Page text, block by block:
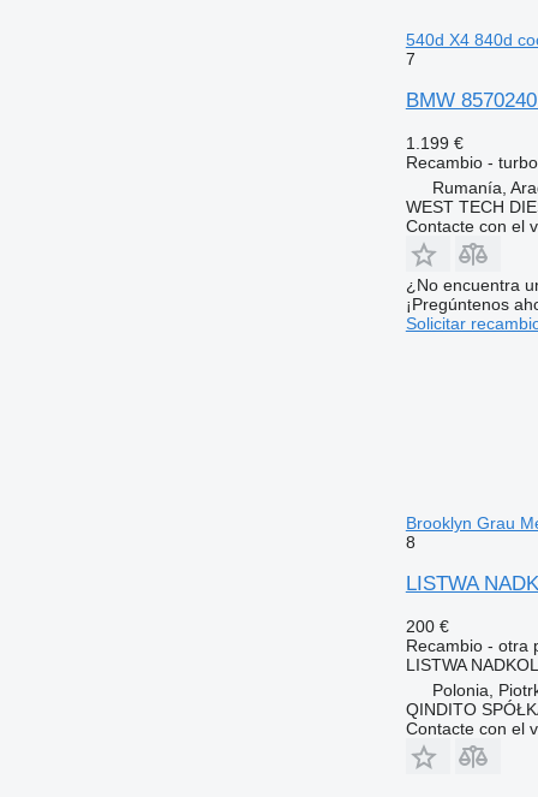
540d X4 840d
7
BMW
1.199 €
Recambio -
Rumanía,
WEST TECH
Contacte con el
¿No encuentra
¡Pregúntenos
Solicitar
Brooklyn Grau
8
LISTWA
200 €
Recambio - otra
LISTWA
Polonia,
QINDITO
Contacte con el